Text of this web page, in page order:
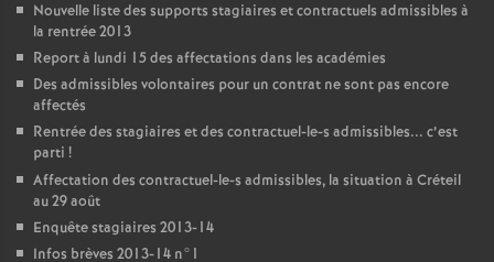
Nouvelle liste des supports stagiaires et contractuels admissibles à
la rentrée 2013
Report à lundi 15 des affectations dans les académies
Des admissibles volontaires pour un contrat ne sont pas encore
affectés
Rentrée des stagiaires et des contractuel-le-s admissibles... c’est
parti !
Affectation des contractuel-le-s admissibles, la situation à Créteil
au 29 août
Enquête stagiaires 2013-14
Infos brèves 2013-14 n°1